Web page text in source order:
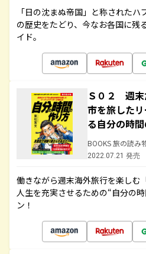
「日の沈まぬ帝国」と称された
の歴史をたどり、今なお各国に残
イド。
Ｓ０２ 週末
市を旅した
る自分の時
BOOKS 旅の読み
2022.07.21 発売
働きながら週末海外旅行を楽しむ
人生を充実させるための“自分の
ン！